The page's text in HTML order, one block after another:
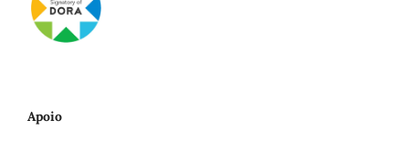
Apoio